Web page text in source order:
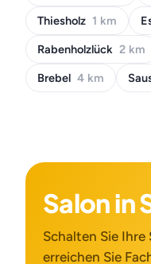
Thiesholz 1 km
Rabenholzlück 2 km
Brebel 4 km
Salon in
Schalten Sie Ihre
erreichen Sie